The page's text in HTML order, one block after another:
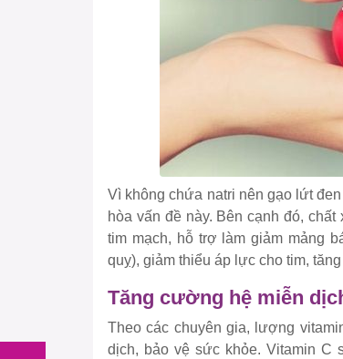
Vì không chứa natri nên gạo lứt
hòa vấn đề này. Bên cạnh đó,
tim mạch, hỗ trợ làm giảm mảng
quỵ), giảm thiểu áp lực cho tim,
Tăng cường hệ miễn
Theo các chuyên gia, lượng
dịch, bảo vệ sức khỏe. Vitamin C